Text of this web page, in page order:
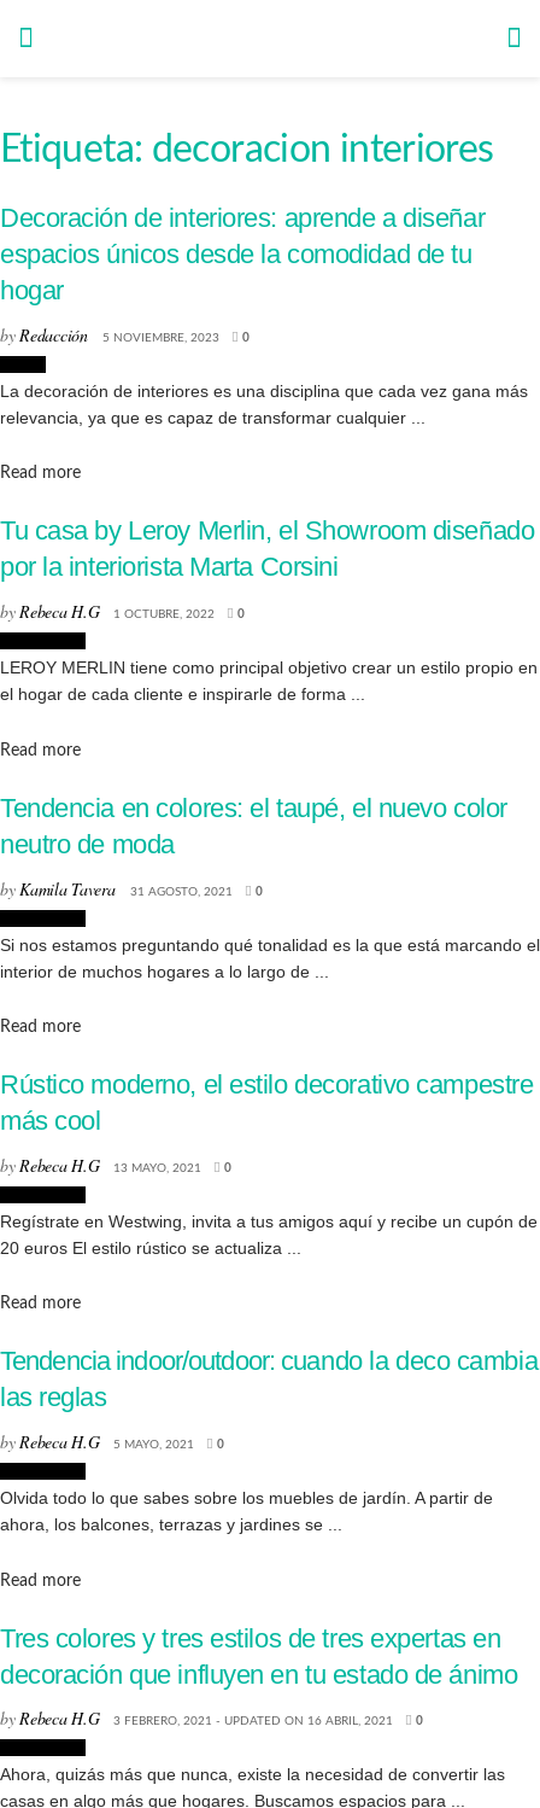
Etiqueta: decoracion interiores
Decoración de interiores: aprende a diseñar
espacios únicos desde la comodidad de tu
hogar
byRedacción 5 NOVIEMBRE, 2023 0
La decoración de interiores es una disciplina que cada vez gana más
relevancia, ya que es capaz de transformar cualquier ...
Read moreDetails
Tu casa by Leroy Merlin, el Showroom diseñado
por la interiorista Marta Corsini
byRebeca H.G 1 OCTUBRE, 2022 0
LEROY MERLIN tiene como principal objetivo crear un estilo propio en
el hogar de cada cliente e inspirarle de forma ...
Read moreDetails
Tendencia en colores: el taupé, el nuevo color
neutro de moda
by Kamila Tavera 31 AGOSTO, 2021 0
Si nos estamos preguntando qué tonalidad es la que está marcando el
interior de muchos hogares a lo largo de ...
Read moreDetails
Rústico moderno, el estilo decorativo campestre
más cool
byRebeca H.G 13 MAYO, 2021 0
Regístrate en Westwing, invita a tus amigos aquí y recibe un cupón de
20 euros El estilo rústico se actualiza ...
Read moreDetails
Tendencia indoor/outdoor: cuando la deco cambia
las reglas
byRebeca H.G 5 MAYO, 2021 0
Olvida todo lo que sabes sobre los muebles de jardín. A partir de
ahora, los balcones, terrazas y jardines se ...
Read moreDetails
Tres colores y tres estilos de tres expertas en
decoración que influyen en tu estado de ánimo
byRebeca H.G 3 FEBRERO, 2021 - UPDATED ON 16 ABRIL, 2021 0
Ahora, quizás más que nunca, existe la necesidad de convertir las
casas en algo más que hogares. Buscamos espacios para ...